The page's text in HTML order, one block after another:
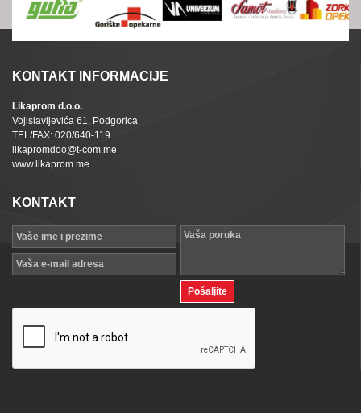
KONTAKT INFORMACIJE
Likaprom d.o.o.
Vojislavljevića 61, Podgorica
TEL/FAX: 020/640-119
likapromdoo@t-com.me
www.likaprom.me
KONTAKT